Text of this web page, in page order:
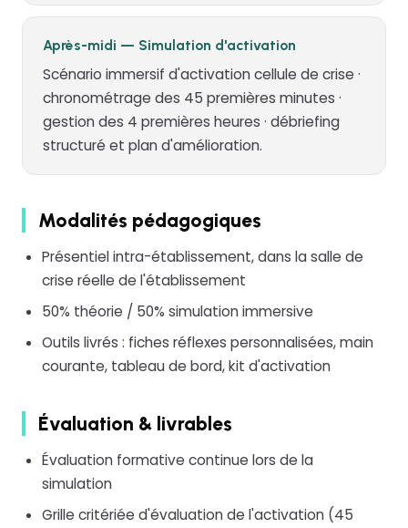
Après-midi — Simulation d'activation
Scénario immersif d'activation cellule de crise ·
chronométrage des 45 premières minutes ·
gestion des 4 premières heures · débriefing
structuré et plan d'amélioration.
Modalités pédagogiques
Présentiel intra-établissement, dans la salle de
crise réelle de l'établissement
50% théorie / 50% simulation immersive
Outils livrés : fiches réflexes personnalisées, main
courante, tableau de bord, kit d'activation
Évaluation & livrables
Évaluation formative continue lors de la
simulation
Grille critériée d'évaluation de l'activation (45